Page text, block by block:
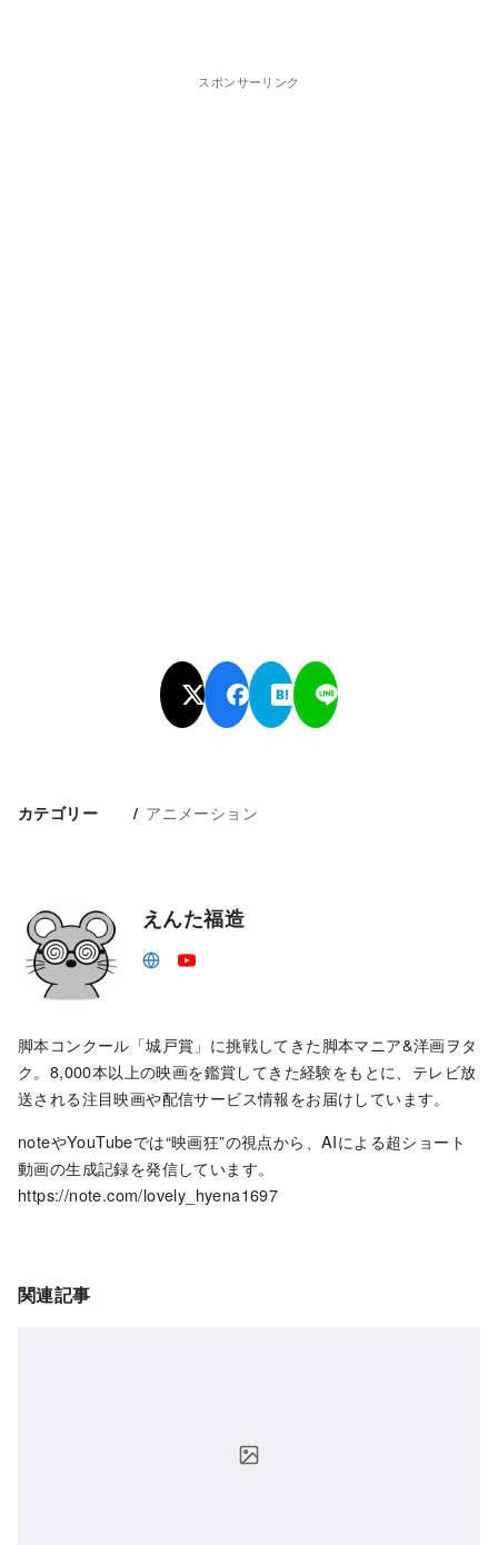
スポンサーリンク
カテゴリー アニメーション
えんた福造
脚本コンクール「城戸賞」に挑戦してきた脚本マニア&洋画ヲタ
ク。8,000本以上の映画を鑑賞してきた経験をもとに、テレビ放
送される注目映画や配信サービス情報をお届けしています。
noteやYouTubeでは“映画狂”の視点から、AIによる超ショート
動画の生成記録を発信しています。
https://note.com/lovely_hyena1697
関連記事